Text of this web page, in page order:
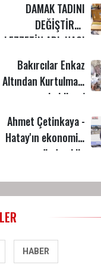
DAMAK TADINI
DEĞİŞTİREN
LEZZETİN ADI: HACI
MEHMET ŞAN
Bakırcılar Enkaz
Altından Kurtulmayı
bekliyor!
Ahmet Çetinkaya -
Hatay'ın ekonomisi
ve gündemi ile
bulundu.
HABER